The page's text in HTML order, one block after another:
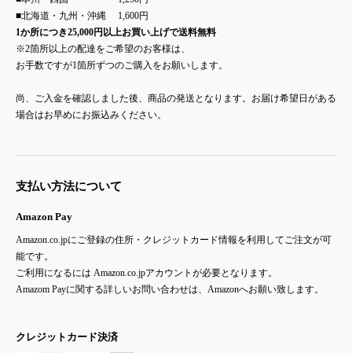
■北海道・九州・沖縄 1,600円
1か所につき25,000円以上お買い上げで送料無料
※2箇所以上の配達をご希望のお客様は、
お手数ですが1箇所ずつのご購入をお願いします。
尚、ご入金を確認しました後、商品の発送となります。お届け希望日がある
場合はお早めにお振込みください。
支払い方法について
Amazon Pay
Amazon.co.jpにご登録の住所・クレジットカード情報を利用してご注文が可
能です。
ご利用になるには Amazon.co.jpアカウントが必要となります。
Amazom Payに関する詳しいお問い合わせは、Amazonへお願い致します。
クレジットカード決済